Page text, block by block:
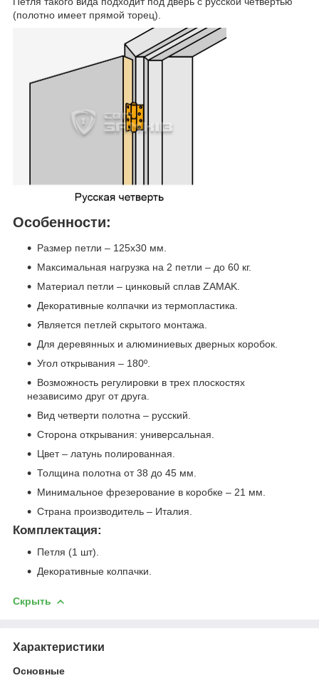
(полотно имеет прямой торец).
Особенности:
Размер петли – 125х30 мм.
Максимальная нагрузка на 2 петли – до 60 кг.
Материал петли – цинковый сплав ZAMAK.
Декоративные колпачки из термопластика.
Является петлей скрытого монтажа.
Для деревянных и алюминиевых дверных коробок.
Угол открывания – 180º.
Возможность регулировки в трех плоскостях
независимо друг от друга.
Вид четверти полотна – русский.
Сторона открывания: универсальная.
Цвет – латунь полированная.
Толщина полотна от 38 до 45 мм.
Минимальное фрезерование в коробке – 21 мм.
Страна производитель – Италия.
Комплектация:
Петля (1 шт).
Декоративные колпачки.
Скрыть
Характеристики
Основные